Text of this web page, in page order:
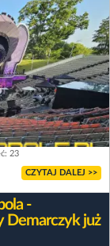
23
CZYTAJ DALEJ >>
-
Demarczyk już